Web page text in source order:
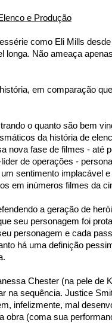
e Produção
como Eli Mills
longa. Não ameaça
em comparação
o quanto são bem
da história de
nova fase de filmes - até
de operações -
sentimento implacável
em inúmeros filmes da
a geração de
seu personagem foi
personagem e cada
há uma definição
Chester (na pele de
na sequência. Justice
infelizmente, mal
obra (coma sua